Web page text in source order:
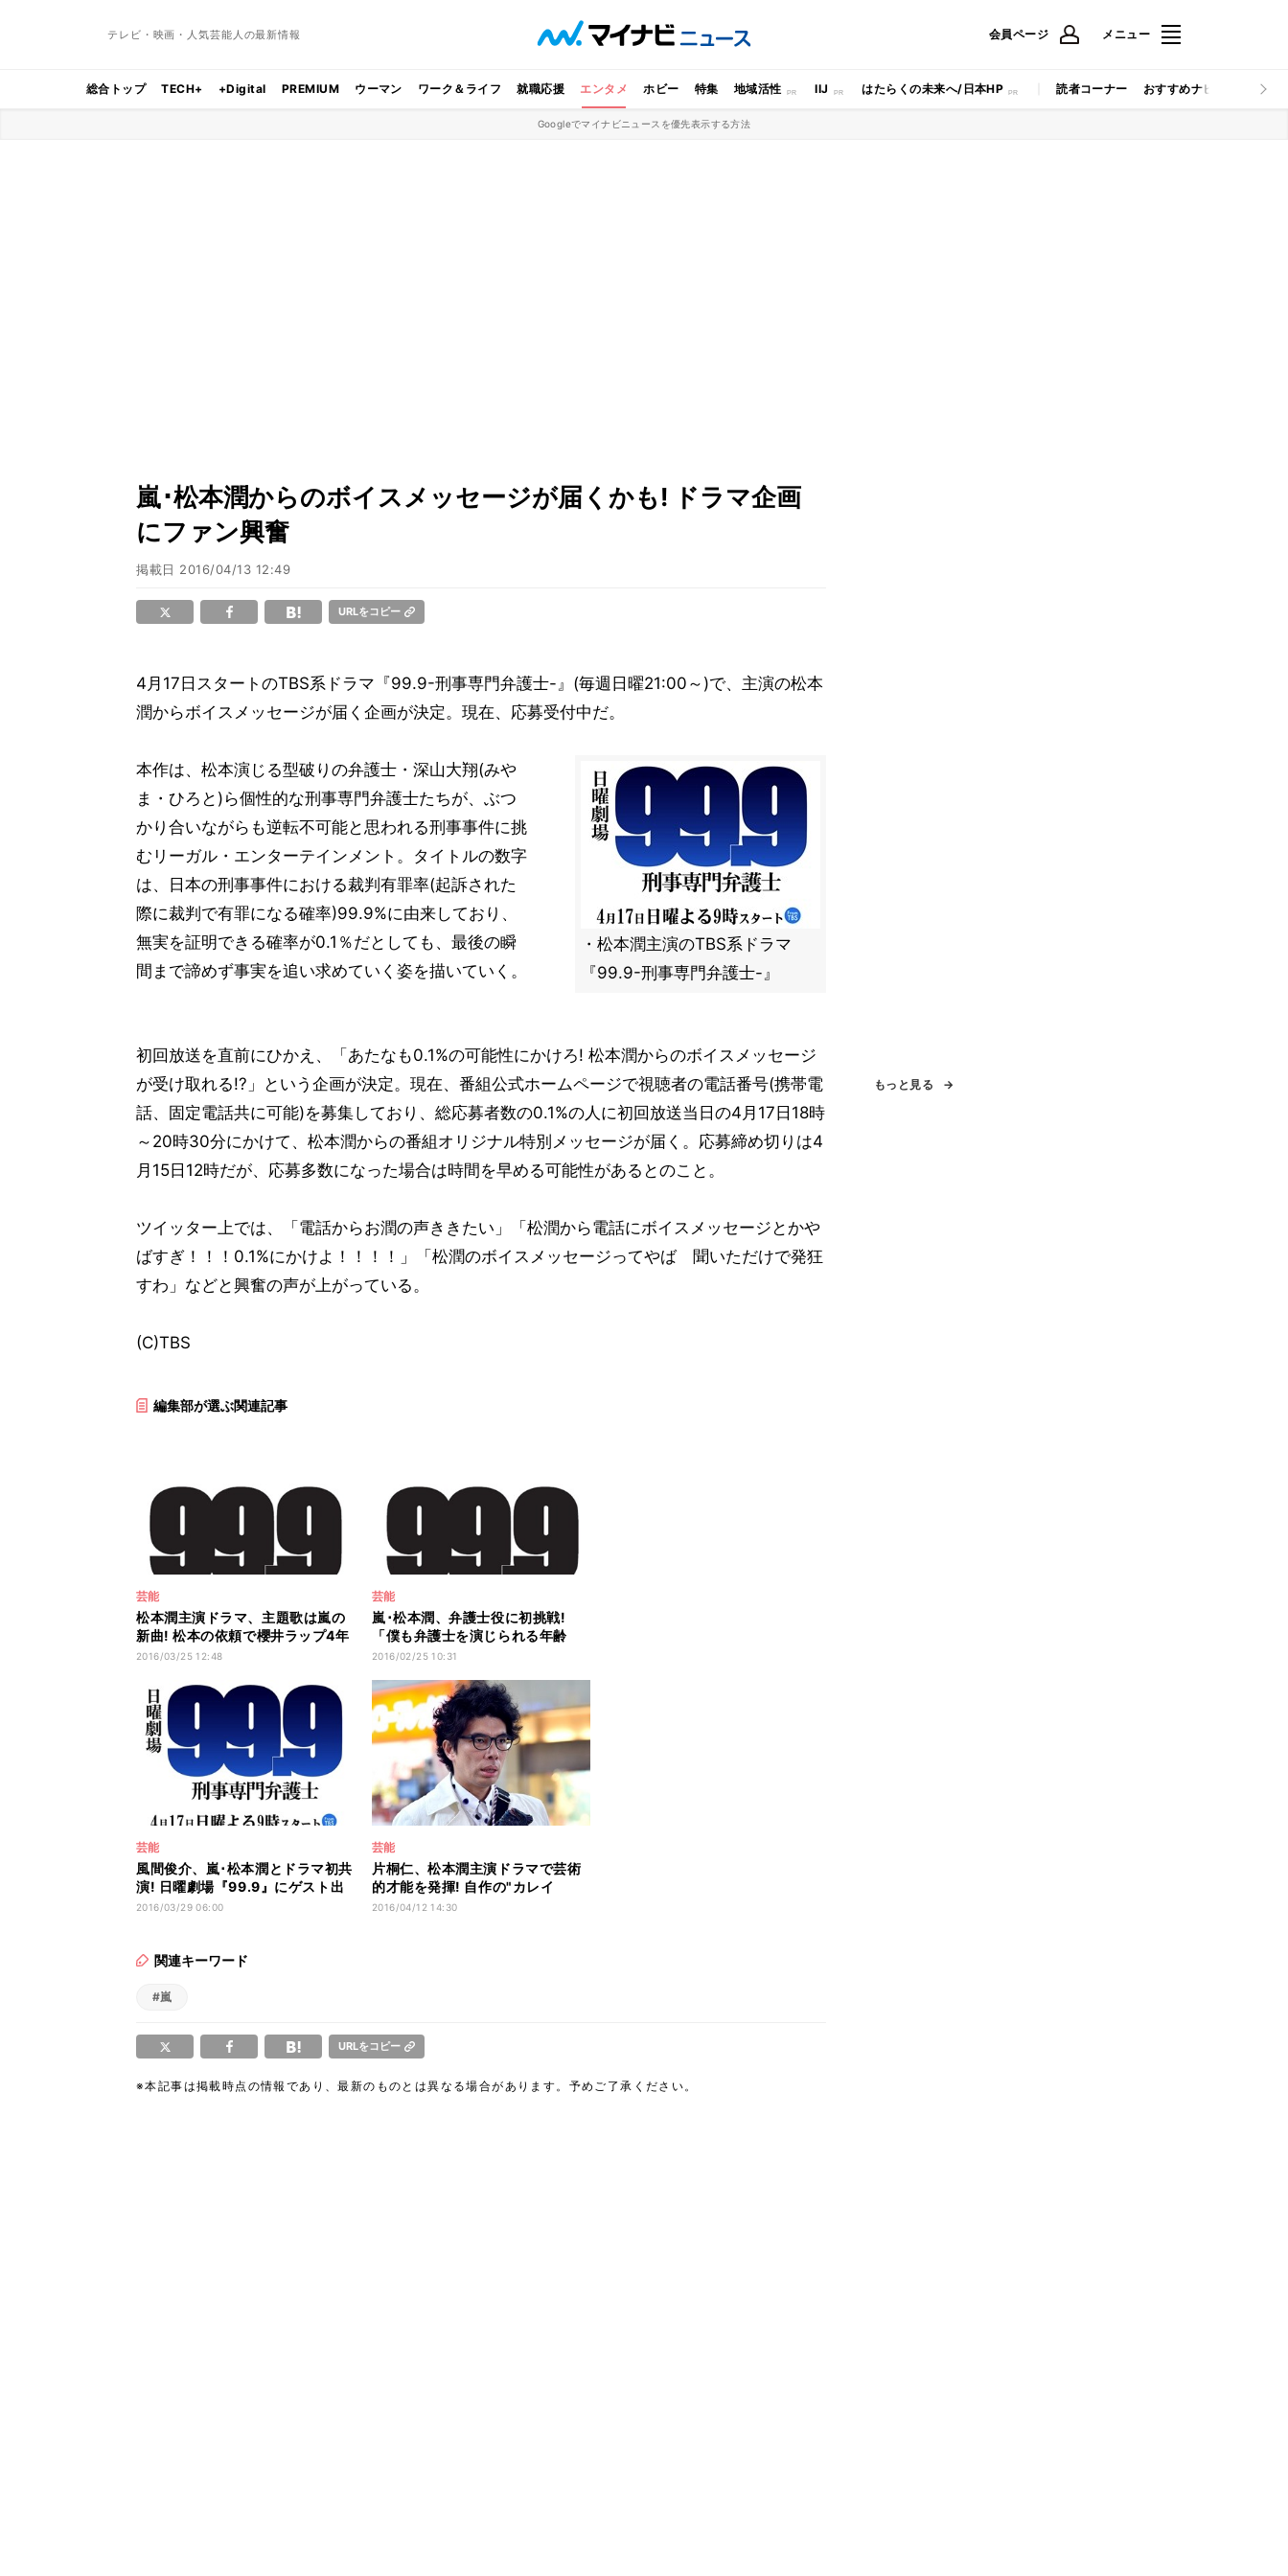
テレビ・映画・人気芸能人の最新情報 会員ページ メニュー
総合トップ TECH+ +Digital PREMIUM ウーマン ワーク＆ライフ 就職応援 エンタメ ホビー 特集 地域活性 IIJ はたらくの未来へ/日本HP 読者コーナー おすすめナビ マイナビ
Googleでマイナビニュースを優先表示する方法
嵐･松本潤からのボイスメッセージが届くかも! ドラマ企画
にファン興奮
掲載日 2016/04/13 12:49
URLをコピー
4月17日スタートのTBS系ドラマ『99.9-刑事専門弁護士-』(毎週日曜21:00～)で、主演の松本
潤からボイスメッセージが届く企画が決定。現在、応募受付中だ。
・松本潤主演のTBS系ドラマ
『99.9-刑事専門弁護士-』
本作は、松本演じる型破りの弁護士・深山大翔(みや
ま・ひろと)ら個性的な刑事専門弁護士たちが、ぶつ
かり合いながらも逆転不可能と思われる刑事事件に挑
むリーガル・エンターテインメント。タイトルの数字
は、日本の刑事事件における裁判有罪率(起訴された
際に裁判で有罪になる確率)99.9%に由来しており、
無実を証明できる確率が0.1％だとしても、最後の瞬
間まで諦めず事実を追い求めていく姿を描いていく。
初回放送を直前にひかえ、「あたなも0.1%の可能性にかけろ! 松本潤からのボイスメッセージ
が受け取れる!?」という企画が決定。現在、番組公式ホームページで視聴者の電話番号(携帯電
話、固定電話共に可能)を募集しており、総応募者数の0.1%の人に初回放送当日の4月17日18時
～20時30分にかけて、松本潤からの番組オリジナル特別メッセージが届く。応募締め切りは4
月15日12時だが、応募多数になった場合は時間を早める可能性があるとのこと。
ツイッター上では、「電話からお潤の声ききたい」「松潤から電話にボイスメッセージとかや
ばすぎ！！！0.1%にかけよ！！！！」「松潤のボイスメッセージってやば 聞いただけで発狂
すわ」などと興奮の声が上がっている。
(C)TBS
編集部が選ぶ関連記事
芸能
松本潤主演ドラマ、主題歌は嵐の
新曲! 松本の依頼で櫻井ラップ4年
ぶり実現
2016/03/25 12:48
芸能
嵐･松本潤、弁護士役に初挑戦!
「僕も弁護士を演じられる年齢
に」と実感
2016/02/25 10:31
芸能
風間俊介、嵐･松本潤とドラマ初共
演! 日曜劇場『99.9』にゲスト出
演
2016/03/29 06:00
芸能
片桐仁、松本潤主演ドラマで芸術
的才能を発揮! 自作の"カレイ
Phone"に注目
2016/04/12 14:30
関連キーワード
#嵐
URLをコピー
※本記事は掲載時点の情報であり、最新のものとは異なる場合があります。予めご了承ください。
もっと見る